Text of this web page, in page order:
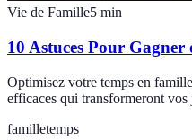
Vie de Famille5 min
10 Astuces Pour
Optimisez votre temps en
efficaces qui transformeront
familletemps